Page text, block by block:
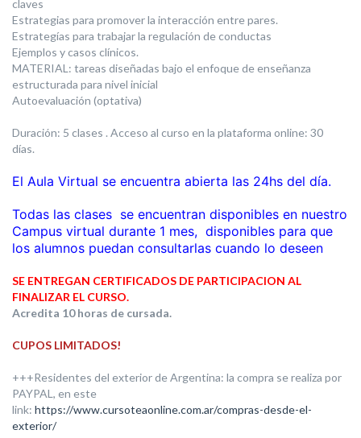
claves
Estrategias para promover la interacción entre pares.
Estrategías para trabajar la regulación de conductas
Ejemplos y casos clínicos.
MATERIAL: tareas diseñadas bajo el enfoque de enseñanza
estructurada para nivel inicial
Autoevaluación (optativa)
Duración: 5 clases . Acceso al curso en la plataforma online: 30
días.
El Aula Virtual se encuentra abierta las 24hs del día.
Todas las clases se encuentran disponibles en nuestro
Campus virtual durante 1 mes, disponibles para que
los alumnos puedan consultarlas cuando lo deseen
SE ENTREGAN CERTIFICADOS DE PARTICIPACION AL
FINALIZAR EL CURSO.
Acredita 10 horas de cursada.
CUPOS LIMITADOS!
+++Residentes del exterior de Argentina: la compra se realiza por
PAYPAL, en este
link: https://www.cursoteaonline.com.ar/compras-desde-el-
exterior/